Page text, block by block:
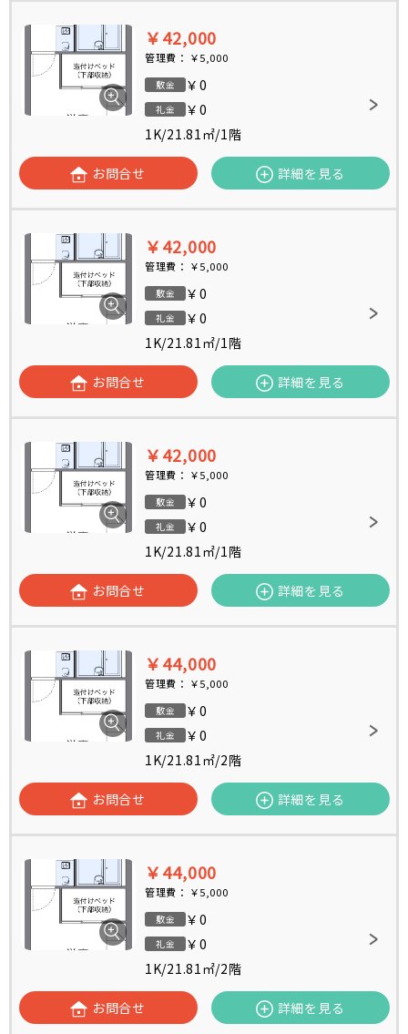
￥42,000
管理費： ￥5,000
敷金 ￥0
礼金
￥0
1K/21.81㎡/1階
お問合せ 詳細を見る
￥42,000
管理費： ￥5,000
敷金 ￥0
礼金
￥0
1K/21.81㎡/1階
お問合せ 詳細を見る
￥42,000
管理費： ￥5,000
敷金 ￥0
礼金
￥0
1K/21.81㎡/1階
お問合せ 詳細を見る
￥44,000
管理費： ￥5,000
敷金 ￥0
礼金
￥0
1K/21.81㎡/2階
お問合せ 詳細を見る
￥44,000
管理費： ￥5,000
敷金 ￥0
礼金
￥0
1K/21.81㎡/2階
お問合せ 詳細を見る